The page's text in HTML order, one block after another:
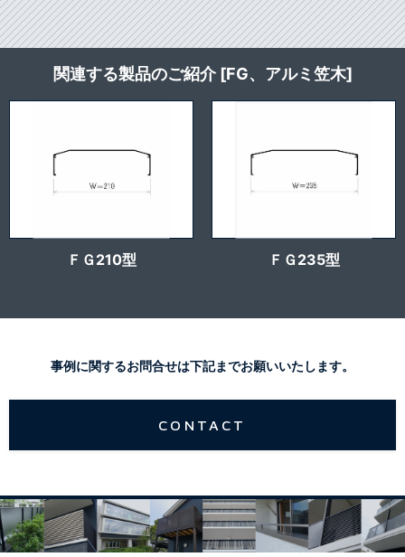
関連する製品のご紹介 [FG、アルミ笠木]
ＦＧ210型 ＦＧ235型
事例に関するお問合せは下記までお願いいたします。
CONTACT